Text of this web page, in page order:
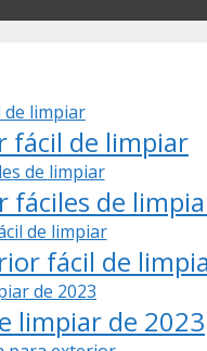
fácil de limpiar
fáciles de
fácil de
limpiar de 2023